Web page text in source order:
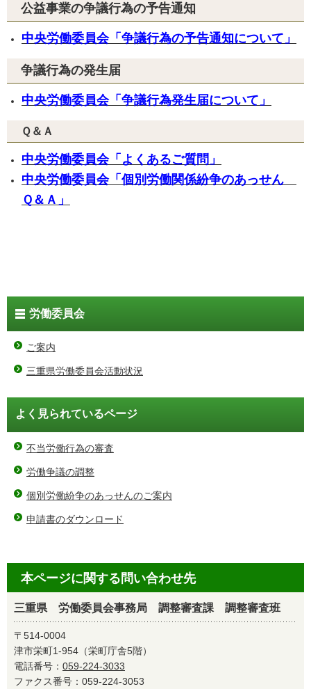
公益事業の争議行為の予告通知
中央労働委員会「争議行為の予告通知について」
争議行為の発生届
中央労働委員会「争議行為発生届について」
Ｑ＆Ａ
中央労働委員会「よくあるご質問」
中央労働委員会「個別労働関係紛争のあっせん
Ｑ＆Ａ」
労働委員会
ご案内
三重県労働委員会活動状況
よく見られているページ
不当労働行為の審査
労働争議の調整
個別労働紛争のあっせんのご案内
申請書のダウンロード
本ページに関する問い合わせ先
三重県 労働委員会事務局 調整審査課 調整審査班
〒514-0004
津市栄町1-954（栄町庁舎5階）
電話番号： 059-224-3033
ファクス番号：059-224-3053